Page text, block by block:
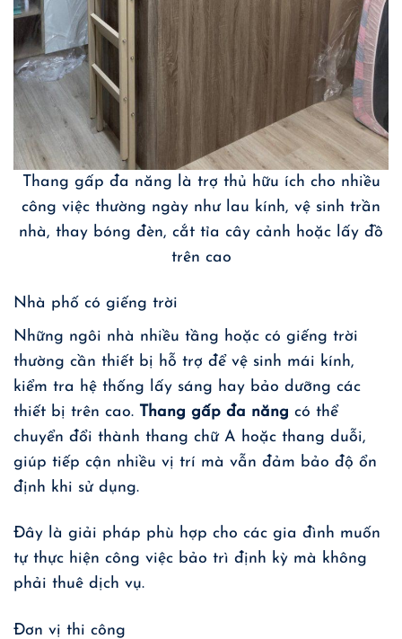
Thang gấp đa năng là trợ thủ hữu ích cho nhiều
công việc thường ngày như lau kính, vệ sinh trần
nhà, thay bóng đèn, cắt tỉa cây cảnh hoặc lấy đồ
trên cao
Nhà phố có giếng trời
Những ngôi nhà nhiều tầng hoặc có giếng trời
thường cần thiết bị hỗ trợ để vệ sinh mái kính,
kiểm tra hệ thống lấy sáng hay bảo dưỡng các
thiết bị trên cao.
Thang gấp đa năng có thể
chuyển đổi thành thang chữ A hoặc thang duỗi,
giúp tiếp cận nhiều vị trí mà vẫn đảm bảo độ ổn
định khi sử dụng.
Đây là giải pháp phù hợp cho các gia đình muốn
tự thực hiện công việc bảo trì định kỳ mà không
phải thuê dịch vụ.
Đơn vị thi công